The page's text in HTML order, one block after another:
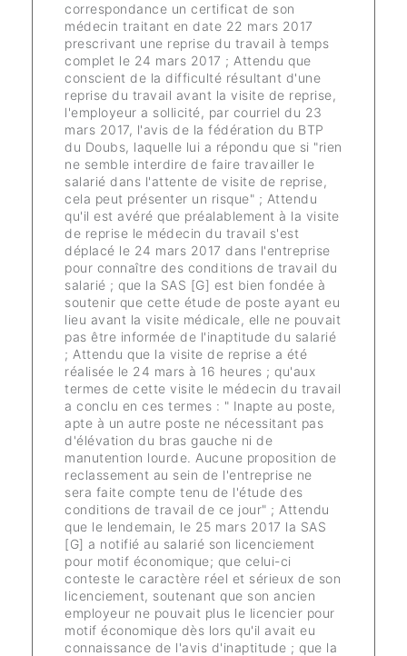
correspondance un certificat de son
médecin traitant en date 22 mars 2017
prescrivant une reprise du travail à temps
complet le 24 mars 2017 ; Attendu que
conscient de la difficulté résultant d'une
reprise du travail avant la visite de reprise,
l'employeur a sollicité, par courriel du 23
mars 2017, l'avis de la fédération du BTP
du Doubs, laquelle lui a répondu que si "rien
ne semble interdire de faire travailler le
salarié dans l'attente de visite de reprise,
cela peut présenter un risque" ; Attendu
qu'il est avéré que préalablement à la visite
de reprise le médecin du travail s'est
déplacé le 24 mars 2017 dans l'entreprise
pour connaître des conditions de travail du
salarié ; que la SAS [G] est bien fondée à
soutenir que cette étude de poste ayant eu
lieu avant la visite médicale, elle ne pouvait
pas être informée de l'inaptitude du salarié
; Attendu que la visite de reprise a été
réalisée le 24 mars à 16 heures ; qu'aux
termes de cette visite le médecin du travail
a conclu en ces termes : " Inapte au poste,
apte à un autre poste ne nécessitant pas
d'élévation du bras gauche ni de
manutention lourde. Aucune proposition de
reclassement au sein de l'entreprise ne
sera faite compte tenu de l'étude des
conditions de travail de ce jour" ; Attendu
que le lendemain, le 25 mars 2017 la SAS
[G] a notifié au salarié son licenciement
pour motif économique; que celui-ci
conteste le caractère réel et sérieux de son
licenciement, soutenant que son ancien
employeur ne pouvait plus le licencier pour
motif économique dès lors qu'il avait eu
connaissance de l'avis d'inaptitude ; que la